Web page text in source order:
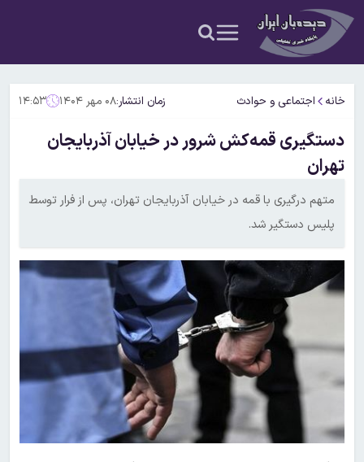
خانه اجتماعی و حوادث زمان انتشار:۰۸ مهر ۱۴۰۴ ۱۴:۵۳
دستگیری قمه‌کش شرور در خیابان آذربایجان
تهران
متهم درگیری با قمه در خیابان آذربایجان تهران، پس از فرار توسط
پلیس دستگیر شد.